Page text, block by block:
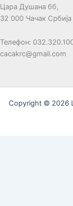
Цара Душана бб,
32 000 Чачак Србија
Телефон:
cacakrc@gmail.com
Copyright © 2026